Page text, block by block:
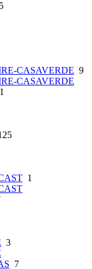
CASAVERDE 9
CASAVERDE
1
3
7